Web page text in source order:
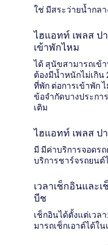
ใช่ มีสระว่ายน้ำกลา
ไฮแอทท์ เพลส ป
เข้าพักไหม
ได้ สุนัขสามารถเข้
ต้องมีน้ำหนักไม่เกิน
ที่พัก ต่อการเข้าพัก
ข้อจำกัดบางประกา
เติม
ไฮแอทท์ เพลส ป
มี มีค่าบริการจอดร
บริการชาร์จรถยนต์
เวลาเช็กอินและ
บีช
เช็กอินได้ตั้งแต่เวล
มารถเช็กเอาต์ได้ใน